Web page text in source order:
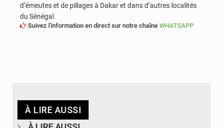
d’émeutes et de pillages à Dakar et dans d’autres localités
du Sénégal.
Suivez l'information en direct sur notre chaîne WHATSAPP
À LIRE AUSSI